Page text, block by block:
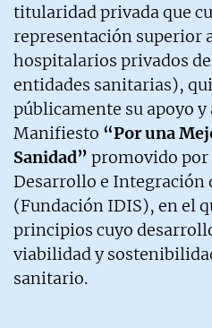
titularidad privada que
representación superior
hospitalarios privados
entidades sanitarias),
públicamente su apoyo y
Manifiesto “Por una
Sanidad” promovido
Desarrollo e Integración
(Fundación IDIS), en el
principios cuyo
viabilidad y
sanitario.